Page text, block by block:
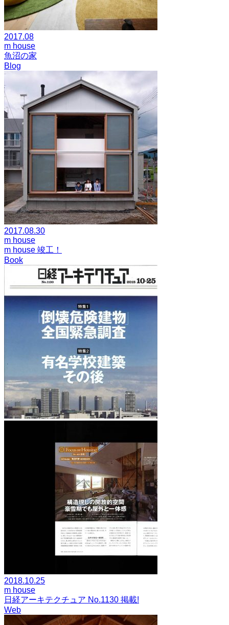
2017.08
m house
魚沼の家
Blog
2017.08.30
m house
m house 竣工！
Book
2018.10.25
m house
日経アーキテクチュア No.1130 掲載!
Web